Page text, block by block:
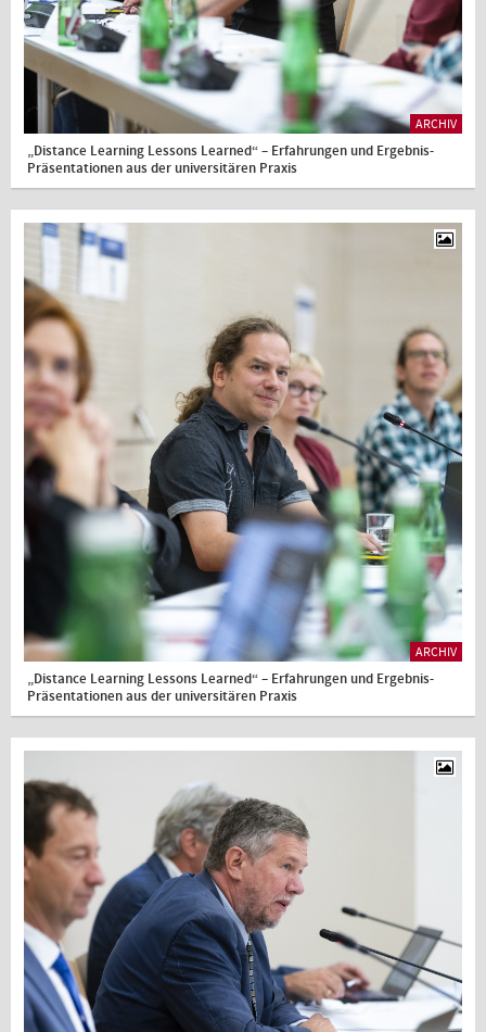
ARCHIV
„Distance Learning Lessons Learned“ – Erfahrungen und Ergebnis-
Präsentationen aus der universitären Praxis
ARCHIV
„Distance Learning Lessons Learned“ – Erfahrungen und Ergebnis-
Präsentationen aus der universitären Praxis